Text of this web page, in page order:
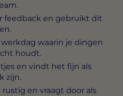
feedback en gebruikt dit
waarin je dingen
houdt.
en vindt het fijn als
zijn.
en vraagt door als